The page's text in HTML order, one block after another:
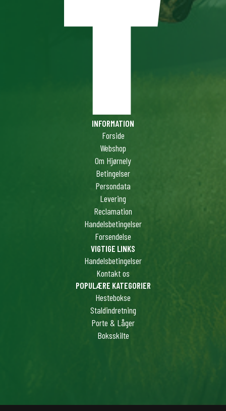
INFORMATION
Forside
Webshop
Om Hjørnely
Betingelser
Persondata
Levering
Reclamation
Handelsbetingelser
Forsendelse
VIGTIGE LINKS
Handelsbetingelser
Kontakt os
POPULÆRE KATEGORIER
Hestebokse
Staldindretning
Porte & Låger
Boksskilte